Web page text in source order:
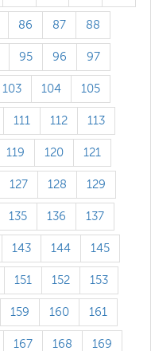
86 87 88
95 96 97
103 104 105
111 112 113
119 120 121
127 128 129
135 136 137
143 144 145
151 152 153
159 160 161
167 168 169